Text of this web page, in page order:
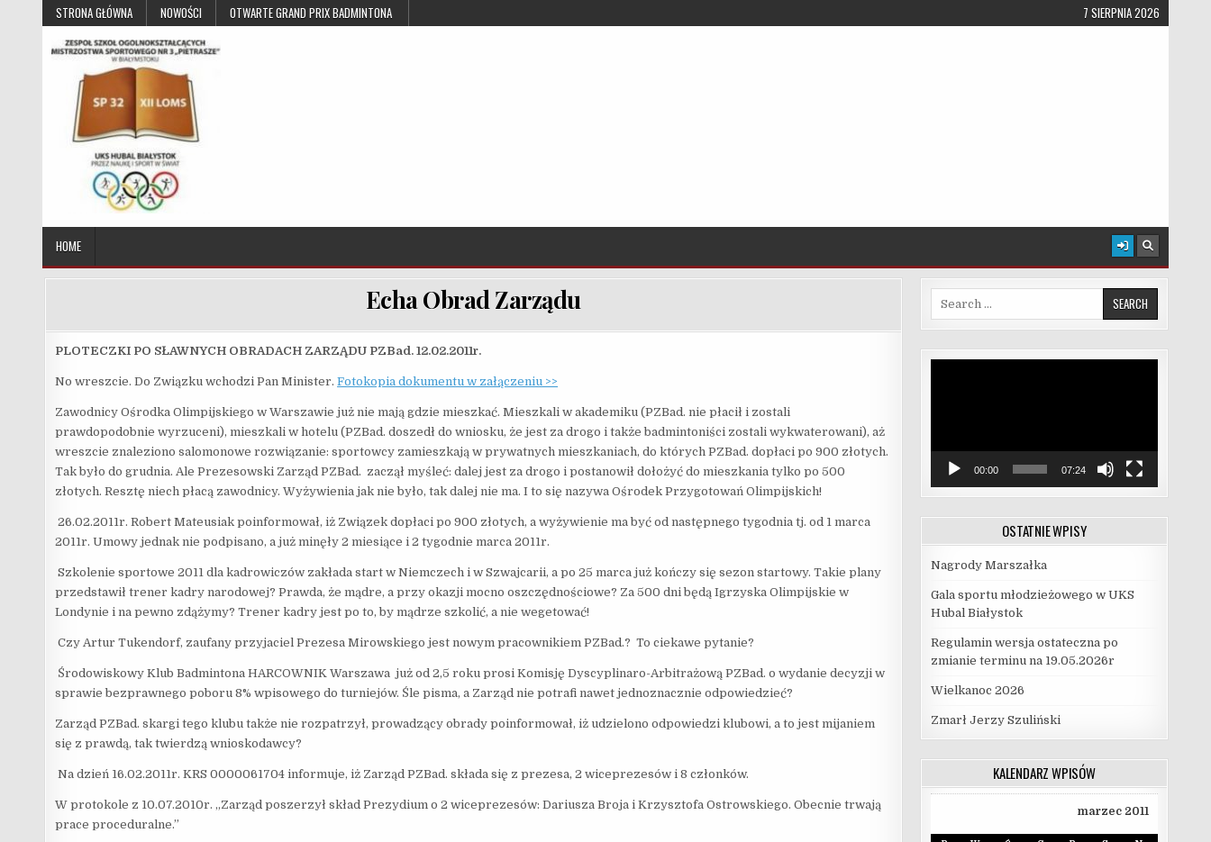
Skip to contentSTRONA GŁÓWNA NOWOŚCI OTWARTE GRAND PRIX BADMINTONA 7 SIERPNIA 2026
UKS Hubal Białystok
HOME
Echa Obrad Zarządu
PLOTECZKI PO SŁAWNYCH OBRADACH ZARZĄDU PZBad. 12.02.2011r.
No wreszcie. Do Związku wchodzi Pan Minister.Fotokopia dokumentu w załączeniu >>
Zawodnicy Ośrodka Olimpijskiego w Warszawie już nie mają gdzie mieszkać. Mieszkali w akademiku (PZBad. nie płacił i zostali
prawdopodobnie wyrzuceni), mieszkali w hotelu (PZBad. doszedł do wniosku, że jest za drogo i także badmintoniści zostali wykwaterowani), aż
wreszcie znaleziono salomonowe rozwiązanie: sportowcy zamieszkają w prywatnych mieszkaniach, do których PZBad. dopłaci po 900 złotych.
Tak było do grudnia. Ale Prezesowski Zarząd PZBad. zaczął myśleć: dalej jest za drogo i postanowił dołożyć do mieszkania tylko po 500
złotych. Resztę niech płacą zawodnicy. Wyżywienia jak nie było, tak dalej nie ma. I to się nazywa Ośrodek Przygotowań Olimpijskich!
26.02.2011r. Robert Mateusiak poinformował, iż Związek dopłaci po 900 złotych, a wyżywienie ma być od następnego tygodnia tj. od 1 marca
2011r. Umowy jednak nie podpisano, a już minęły 2 miesiące i 2 tygodnie marca 2011r.
Szkolenie sportowe 2011 dla kadrowiczów zakłada start w Niemczech i w Szwajcarii, a po 25 marca już kończy się sezon startowy. Takie plany
przedstawił trener kadry narodowej? Prawda, że mądre, a przy okazji mocno oszczędnościowe? Za 500 dni będą Igrzyska Olimpijskie w
Londynie i na pewno zdążymy? Trener kadry jest po to, by mądrze szkolić, a nie wegetować!
Czy Artur Tukendorf, zaufany przyjaciel Prezesa Mirowskiego jest nowym pracownikiem PZBad.? To ciekawe pytanie?
Środowiskowy Klub Badmintona HARCOWNIK Warszawa już od 2,5 roku prosi Komisję Dyscyplinaro-Arbitrażową PZBad. o wydanie decyzji w
sprawie bezprawnego poboru 8% wpisowego do turniejów. Śle pisma, a Zarząd nie potrafi nawet jednoznacznie odpowiedzieć?
Zarząd PZBad. skargi tego klubu także nie rozpatrzył, prowadzący obrady poinformował, iż udzielono odpowiedzi klubowi, a to jest mijaniem
się z prawdą, tak twierdzą wnioskodawcy?
Na dzień 16.02.2011r. KRS 0000061704 informuje, iż Zarząd PZBad. składa się z prezesa, 2 wiceprezesów i 8 członków.
W protokole z 10.07.2010r. „Zarząd poszerzył skład Prezydium o 2 wiceprezesów: Dariusza Broja i Krzysztofa Ostrowskiego. Obecnie trwają
prace proceduralne.”
Search for:
00:00 07:24
OSTATNIE WPISY
Nagrody Marszałka
Gala sportu młodzieżowego w UKS
Hubal Białystok
Regulamin wersja ostateczna po
zmianie terminu na 19.05.2026r
Wielkanoc 2026
Zmarł Jerzy Szuliński
KALENDARZ WPISÓW
marzec 2011